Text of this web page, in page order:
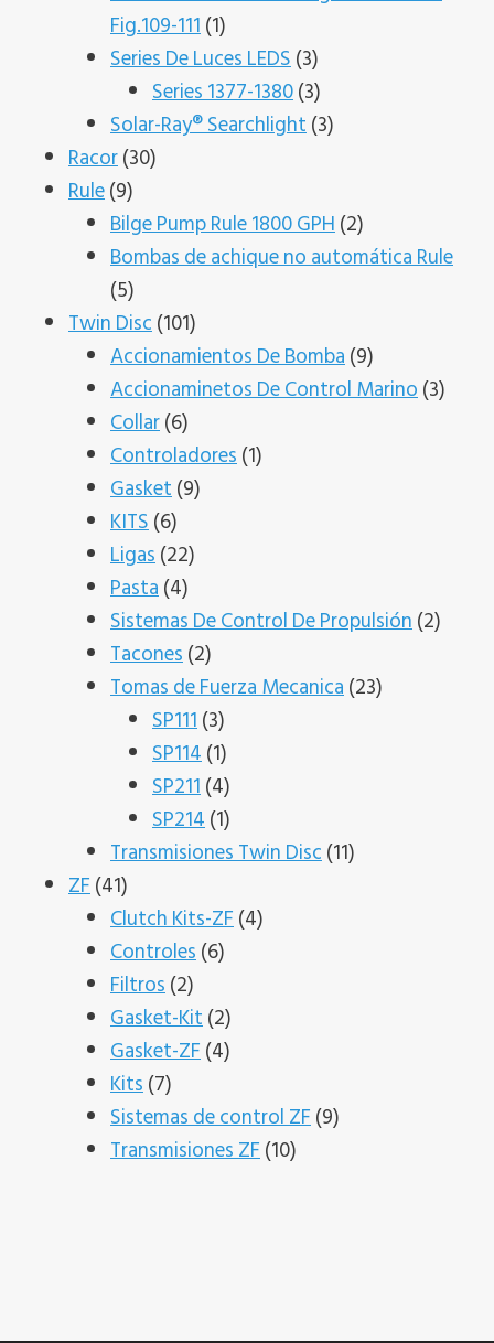
Fig.109-111 11
producto
Series De Luces LEDS 33
productos
Series 1377-1380 33
productos
Solar-Ray® Searchlight 33
Racor 3030
Rule 99
productos
Bilge Pump Rule 1800 GPH 22
productos
Bombas de achique no automática Rule
55
productos
Twin Disc 101101
productos
Accionamientos De Bomba 99
productos
Accionaminetos De Control Marino 33
Collar 66
productos
Controladores 11
Gasket 99
KITS 66
productos
Ligas 2222
Pasta 44
productos
Sistemas De Control De Propulsión 22
Tacones 22
productos
Tomas de Fuerza Mecanica 2323
SP111 33
productos
SP114 11
producto
SP211 44
productos
SP214 11
producto
Transmisiones Twin Disc 1111
ZF 4141
productos
Clutch Kits-ZF 44
Controles 66
Filtros 22
productos
Gasket-Kit 22
productos
Gasket-ZF 44
Kits 77
productos
Sistemas de control ZF 99
Transmisiones ZF 1010